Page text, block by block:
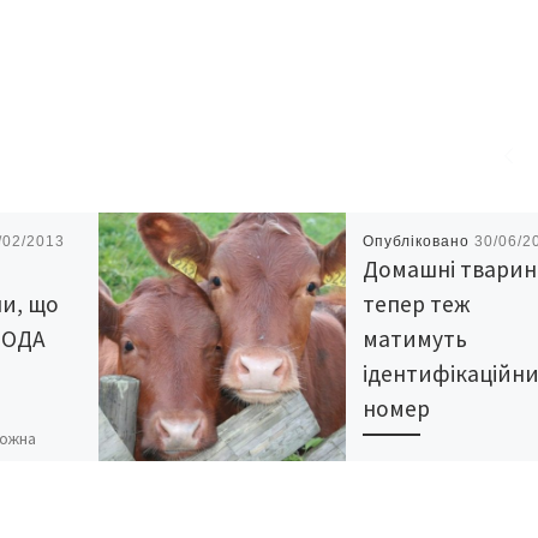
2013
що
ОДА
Опубліковано 30/06/
Домашні
тепер теж
матимуть
номер